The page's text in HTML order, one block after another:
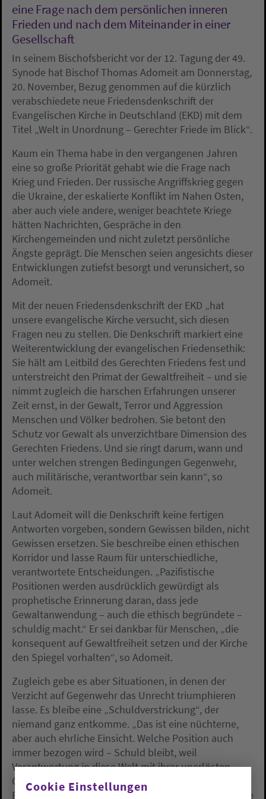
eine Frage nach dem persönlichen inneren
Frieden und nach dem Miteinander in einer
Gesellschaft
In seinem Bischofsbericht vor der 12. Tagung der 49.
Synode hat Bischof Thomas Adomeit am Donnerstag,
20. November, Bezug genommen auf die kürzlich
verabschiedete neue Friedensdenkschrift der
Evangelischen Kirche in Deutschland (EKD) mit dem
Titel „Welt in Unordnung – Gerechter Friede im Blick“.
Kaum ein Thema habe in den vergangenen Jahren
eine so große Priorität gehabt wie die Frage nach
Krieg und Frieden. Der russische Angriffskrieg gegen
die Ukraine, der eskalierte Konflikt im Nahen Osten,
aber auch viele andere, weniger beachtete Kriege
hätten Nachrichten, Gespräche in den
Kirchengemeinden und nicht zuletzt persönliche
Ängste geprägt. Die Menschen seien angesichts dieser
Entwicklungen zutiefst besorgt und verunsichert, so
Adomeit.
Mit der neuen Friedensdenkschrift der EKD „hat
unsere evangelische Kirche versucht, sich diesen
Fragen neu zu stellen. Die Denkschrift markiert eine
Weiterentwicklung der evangelischen Friedensethik:
Sie hält am Leitbild des Gerechten Friedens fest und
unterstreicht den Primat der Gewaltfreiheit – und sie
nimmt zugleich die harschen Erfahrungen unserer
Zeit ernst, in der Gewalt, Terror und Aggression
Menschen und Völker bedrohen. Sie betont den
Schutz vor Gewalt als unverzichtbare Dimension des
Gerechten Friedens. Und sie ringt darum, wann und
unter welchen strengen Bedingungen Gegenwehr,
auch militärische, verantwortbar sein kann“, so
Adomeit.
Laut Adomeit will die Denkschrift keine fertigen
Antworten vorgeben, sondern Gewissen bilden, nicht
Gewissen ersetzen. Sie beschreibe einen ethischen
Korridor und lasse Raum für unterschiedliche,
verantwortete Entscheidungen. „Pazifistische
Positionen werden ausdrücklich gewürdigt als
prophetische Erinnerung daran, dass jede
Gewaltanwendung – auch die ethisch begründete –
schuldig macht.“ Er sei dankbar für Menschen, „die
konsequent auf Gewaltfreiheit setzen und der Kirche
den Spiegel vorhalten“, so Adomeit.
Zugleich gebe es aber Situationen, in denen der
Verzicht auf Gegenwehr das Unrecht triumphieren
lasse. Es bleibe eine „Schuldverstrickung“, der
niemand ganz entkomme. „Das ist eine nüchterne,
aber auch ehrliche Einsicht. Welche Position auch
immer bezogen wird – Schuld bleibt, weil
Verantwortung in diese Welt mit ihrer unerlösten
Gewalt hineinführt“. Friedensethik sei nicht nur eine
Frage von Krieg und Waffen, sondern immer auch eine
Cookie Einstellungen